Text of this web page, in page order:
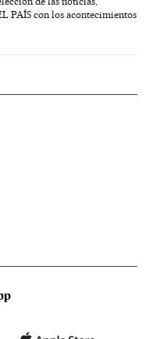
PAÍS con los acontecimientos